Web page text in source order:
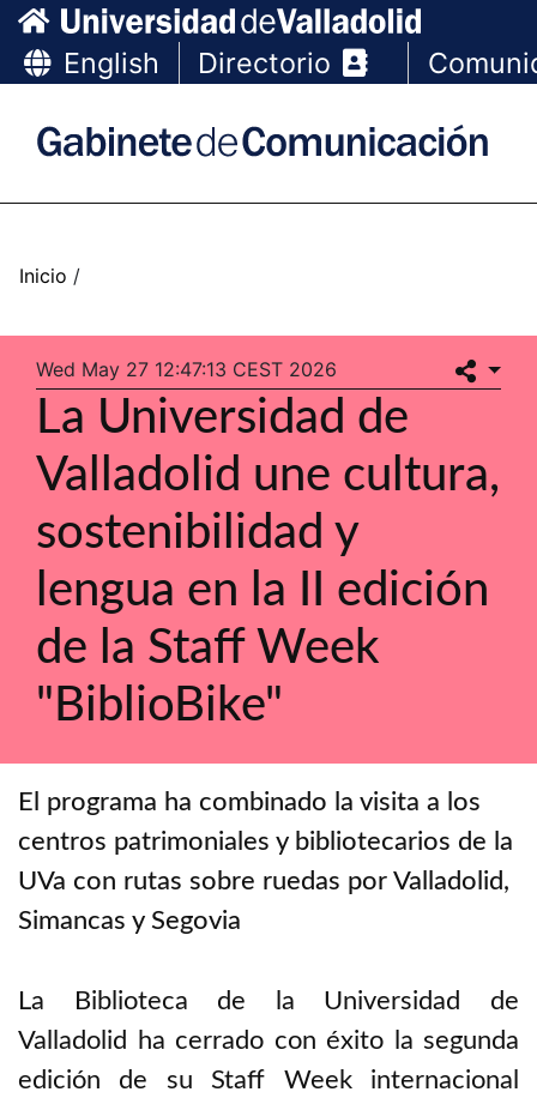
English Directorio
Wed May 27 12:47:13 CEST 2026
La Universidad de
Valladolid une cultura,
sostenibilidad y
lengua en la II edición
de la Staff Week
"BiblioBike"
El programa ha combinado la visita a los
centros patrimoniales y bibliotecarios de la
UVa con rutas sobre ruedas por Valladolid,
Simancas y Segovia
La Biblioteca de la Universidad de
Valladolid ha cerrado con éxito la segunda
edición de su Staff Week internacional